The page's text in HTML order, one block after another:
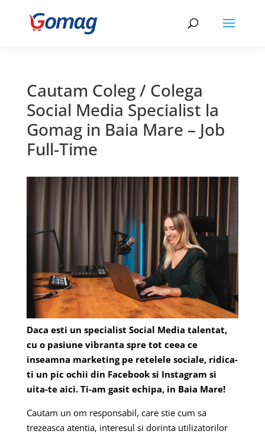
Cautam Coleg / Colega
Social Media Specialist la
Gomag in Baia Mare – Job
Full-Time
Daca esti un specialist Social Media talentat,
cu o pasiune vibranta spre tot ceea ce
inseamna marketing pe retelele sociale, ridica-
ti un pic ochii din Facebook si Instagram si
uita-te aici. Ti-am gasit echipa, in Baia Mare!
Cautam un om responsabil, care stie cum sa
trezeasca atentia, interesul si dorinta utilizatorilor